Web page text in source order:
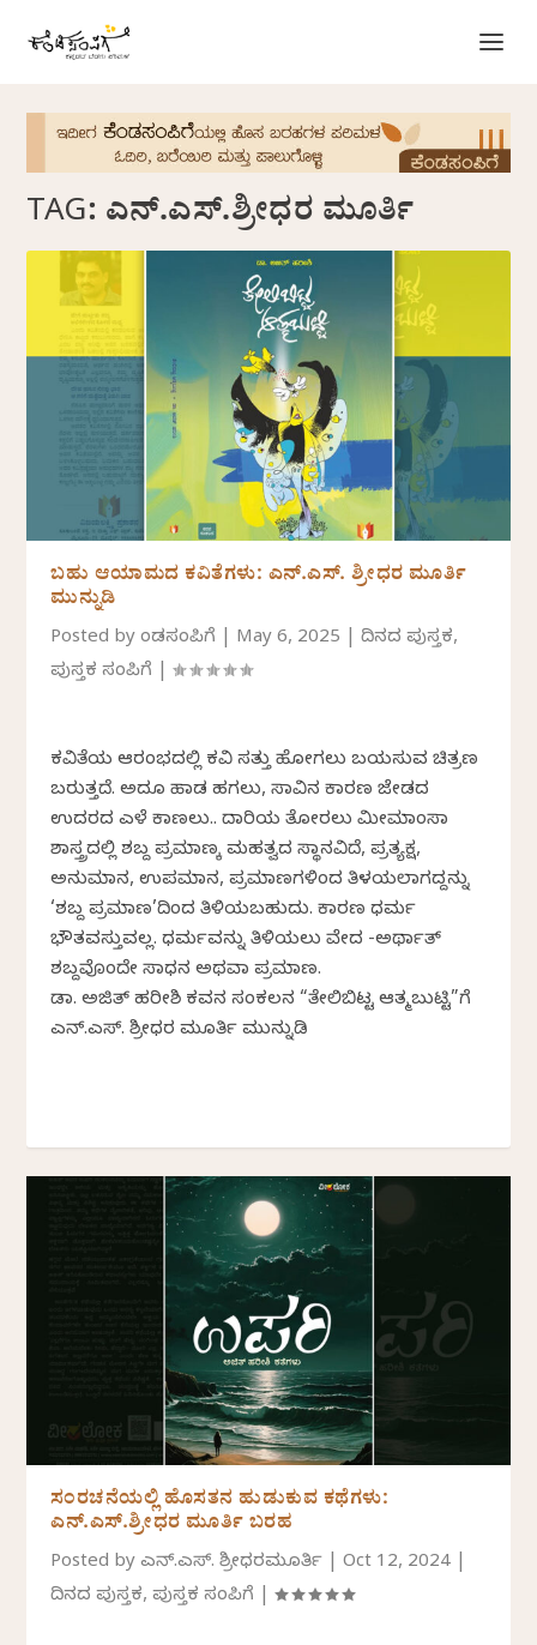
TAG: ಎನ್.ಎಸ್.ಶ್ರೀಧರ ಮೂರ್ತಿ
ಬಹು ಆಯಾಮದ ಕವಿತೆಗಳು: ಎನ್.ಎಸ್. ಶ್ರೀಧರ ಮೂರ್ತಿ
ಮುನ್ನುಡಿ
Posted byಕೆಂಡಸಂಪಿಗೆ May 6, 2025 |ದಿನದ ಪುಸ್ತಕ,
ಪುಸ್ತಕ ಸಂಪಿಗೆ |
ಕವಿತೆಯ ಆರಂಭದಲ್ಲಿ ಕವಿ ಸತ್ತು ಹೋಗಲು ಬಯಸುವ ಚಿತ್ರಣ
ಬರುತ್ತದೆ. ಅದೂ ಹಾಡ ಹಗಲು, ಸಾವಿನ ಕಾರಣ ಜೇಡದ
ಉದರದ ಎಳೆ ಕಾಣಲು.. ದಾರಿಯ ತೋರಲು ಮೀಮಾಂಸಾ
ಶಾಸ್ತ್ರದಲ್ಲಿ ಶಬ್ದ ಪ್ರಮಾಣಕ್ಕೆ ಮಹತ್ವದ ಸ್ಥಾನವಿದೆ, ಪ್ರತ್ಯಕ್ಷ,
ಅನುಮಾನ, ಉಪಮಾನ, ಪ್ರಮಾಣಗಳಿಂದ ತಿಳಯಲಾಗದ್ದನ್ನು
‘ಶಬ್ದ ಪ್ರಮಾಣ’ದಿಂದ ತಿಳಿಯಬಹುದು. ಕಾರಣ ಧರ್ಮ
ಭೌತವಸ್ತುವಲ್ಲ. ಧರ್ಮವನ್ನು ತಿಳಿಯಲು ವೇದ -ಅರ್ಥಾತ್
ಶಬ್ದವೊಂದೇ ಸಾಧನ ಅಥವಾ ಪ್ರಮಾಣ.
ಡಾ. ಅಜಿತ್‌ ಹರೀಶಿ ಕವನ ಸಂಕಲನ “ತೇಲಿಬಿಟ್ಟ ಆತ್ಮಬುಟ್ಟಿ”ಗೆ
ಎನ್.ಎಸ್. ಶ್ರೀಧರ ಮೂರ್ತಿ ಮುನ್ನುಡಿ
ಸಂರಚನೆಯಲ್ಲಿ ಹೊಸತನ ಹುಡುಕುವ ಕಥೆಗಳು:
ಎನ್.ಎಸ್.ಶ್ರೀಧರ ಮೂರ್ತಿ ಬರಹ
Posted byಎನ್.ಎಸ್. ಶ್ರೀಧರಮೂರ್ತಿ |Oct 12, 2024
ದಿನದ ಪುಸ್ತಕ,ಪುಸ್ತಕ ಸಂಪಿಗೆ |